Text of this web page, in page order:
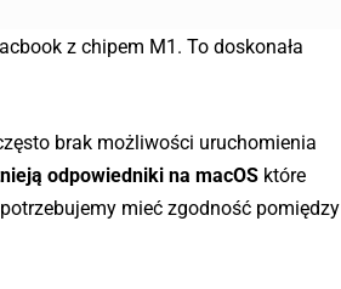
z chipem M1. To doskonała
brak możliwości uruchomienia
odpowiedniki na macOS które
mieć zgodność pomiędzy